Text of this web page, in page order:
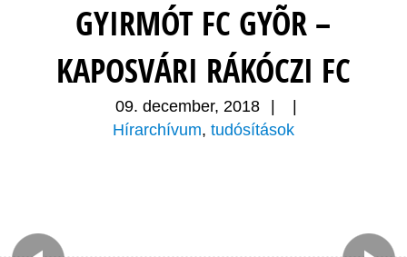
GYIRMÓT FC GYÕR –
KAPOSVÁRI RÁKÓCZI FC
09. december, 2018
Hírarchívum, tudósítások